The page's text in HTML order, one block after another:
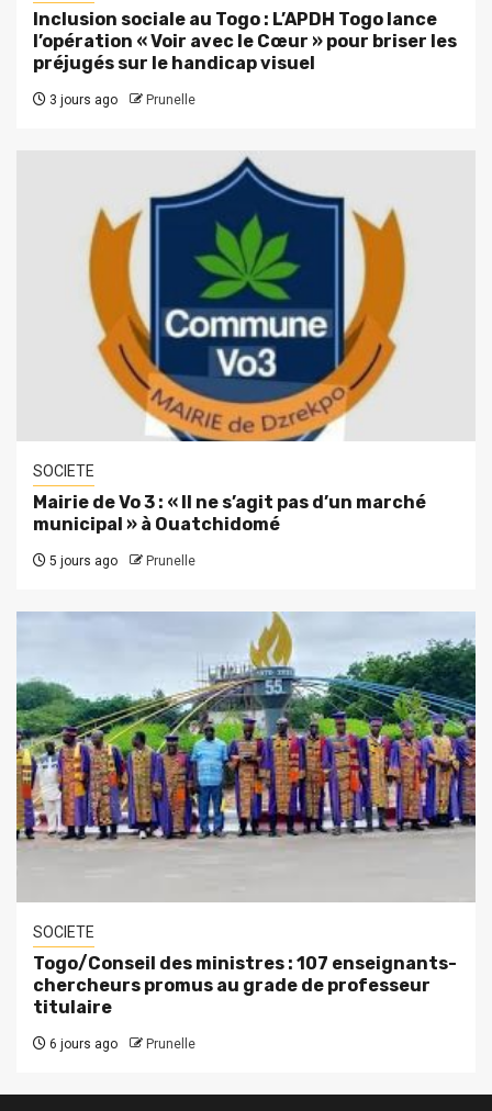
Inclusion sociale au Togo : L’APDH Togo lance
l’opération « Voir avec le Cœur » pour briser les
préjugés sur le handicap visuel
3 jours ago Prunelle
SOCIETE
Mairie de Vo 3 : « Il ne s’agit pas d’un marché
municipal » à Ouatchidomé
5 jours ago Prunelle
SOCIETE
Togo/Conseil des ministres : 107 enseignants-
chercheurs promus au grade de professeur
titulaire
6 jours ago Prunelle